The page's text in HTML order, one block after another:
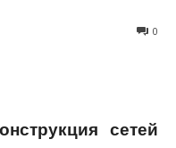
0
сетей